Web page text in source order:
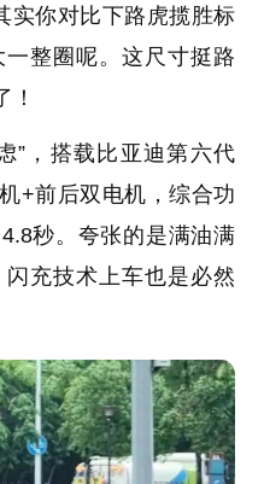
实你对比下路虎揽胜标
整圈呢。这尺寸挺路
！
”，搭载比亚迪第六代
+前后双电机，综合功
秒。夸张的是满油满
充技术上车也是必然